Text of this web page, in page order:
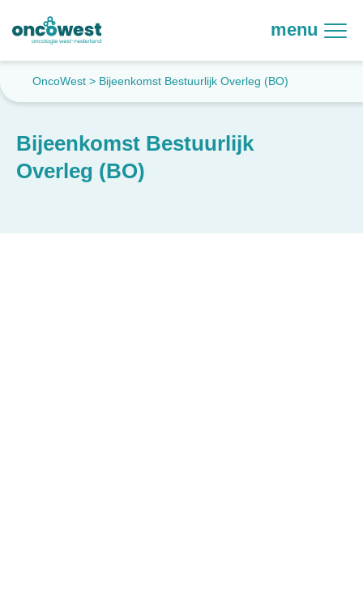
menu
OncoWest > Bijeenkomst Bestuurlijk Overleg (BO)
Bijeenkomst Bestuurlijk
Overleg (BO)